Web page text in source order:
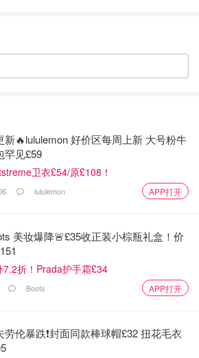
Tube
新🔥lululemon 好价区每周上新 大号粉牛
罕见£59
卫衣£54/原£108！
lululemon APP打开
美妆爆降🚨£35收正装小棕瓶礼盒！价
7.2折！Prada护手霜£34
Boots APP打开
劳伦暴跌❗️封面同款棒球帽£32 扭花毛衣